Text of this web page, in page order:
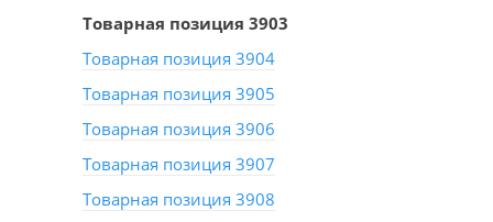
Товарная позиция 3903
Товарная позиция 3904
Товарная позиция 3905
Товарная позиция 3906
Товарная позиция 3907
Товарная позиция 3908